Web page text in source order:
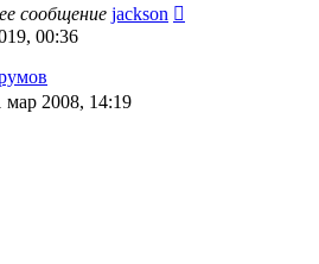
сообщение jackson
00:36
мар 2008, 14:19